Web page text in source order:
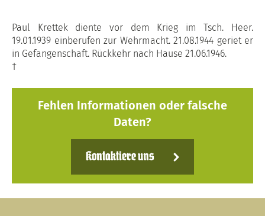
Paul Krettek diente vor dem Krieg im Tsch. Heer.
19.01.1939 einberufen zur Wehrmacht. 21.08.1944 geriet er
in Gefangenschaft. Rückkehr nach Hause 21.06.1946.
†
Fehlen Informationen oder falsche
Daten?
Kontaktiere uns